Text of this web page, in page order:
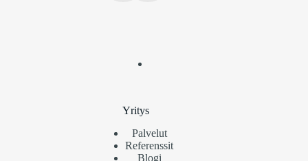
Yritys
Palvelut
Referenssit
Blogi